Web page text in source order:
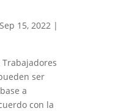
Sep 15, 2022|
ser
a
con la